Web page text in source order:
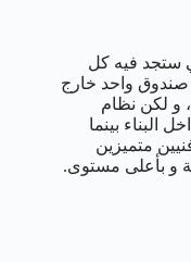
ستجد فيه كل
صندوق واحد خارج
و لكن نظام
البناء بينما
متميزين
و بأعلى مستوى.